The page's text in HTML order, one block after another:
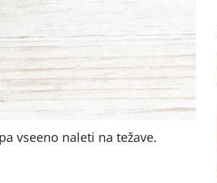
vseeno naleti na težave.